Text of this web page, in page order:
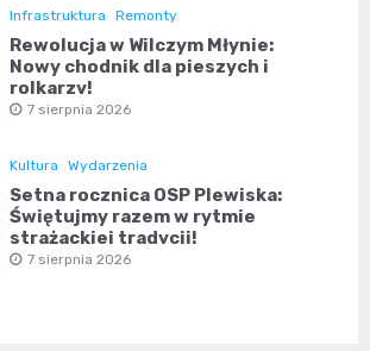
Infrastruktura Remonty
Rewolucja w Wilczym Młynie:
Nowy chodnik dla pieszych i
rolkarzy!
7 sierpnia 2026
Kultura Wydarzenia
Setna rocznica OSP Plewiska:
Świętujmy razem w rytmie
strażackiej tradycji!
7 sierpnia 2026